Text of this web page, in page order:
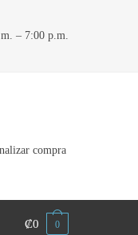
– 7:00 p.m.
compra
₡0 0